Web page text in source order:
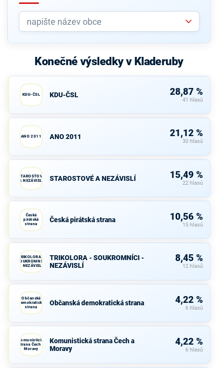
Konečné výsledky v Kladeruby
KDU-ČSL KDU-ČSL 28,87 %
41 hlasů
ANO 2011 ANO 2011 21,12 %
30 hlasů
STAROSTOVÉ
A NEZÁVISLÍ
STAROSTOVÉ A NEZÁVISLÍ 15,49 %
22 hlasů
Česká
pirátská
strana
Česká pirátská strana 10,56 %
15 hlasů
TRIKOLORA -
SOUKROMNÍCI
- NEZÁVISLÍ
TRIKOLORA - SOUKROMNÍCI -
NEZÁVISLÍ
8,45 %
12 hlasů
Občanská
demokratická
strana
Občanská demokratická strana 4,22 %
6 hlasů
Komunistická
strana Čech a
Moravy
Komunistická strana Čech a
Moravy
4,22 %
6 hlasů